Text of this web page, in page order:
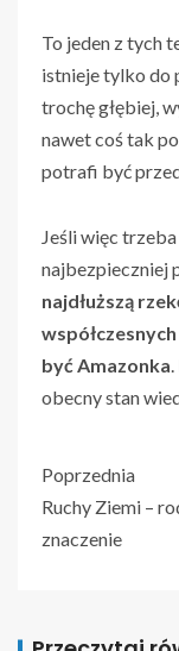
To jeden z tych
istnieje tylko do
trochę głębiej,
nawet coś tak
potrafi być
Jeśli więc
najbezpieczniej
najdłuższą
być Amazonka
obecny stan
Poprzednia
Ruchy Ziemi –
znaczenie